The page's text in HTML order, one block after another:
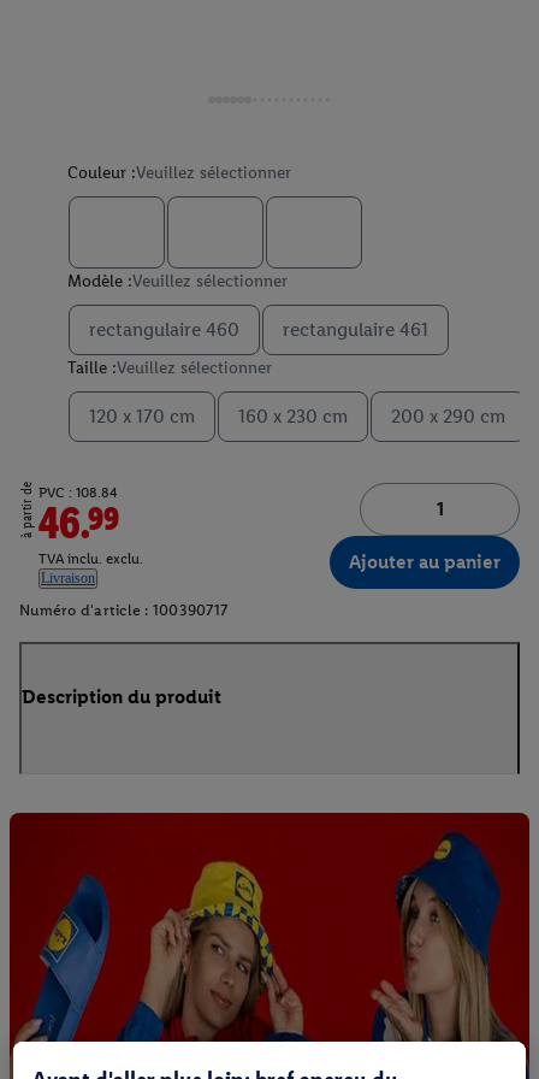
Couleur :Veuillez sélectionner
Modèle :Veuillez sélectionner
rectangulaire 460 rectangulaire 461
Taille :Veuillez sélectionner
120 x 170 cm 160 x 230 cm 200 x 290 cm
à partir de PVC : 108.84
46.99
TVA inclu. exclu.
Livraison
Ajouter au panier
Numéro d'article : 100390717
Description du produit